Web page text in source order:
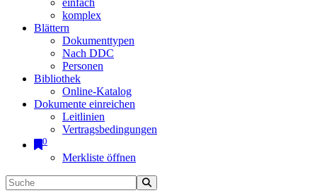
einfach
komplex
Blättern
Dokumenttypen
Nach DDC
Personen
Bibliothek
Online-Katalog
Dokumente einreichen
Leitlinien
Vertragsbedingungen
0
Merkliste öffnen